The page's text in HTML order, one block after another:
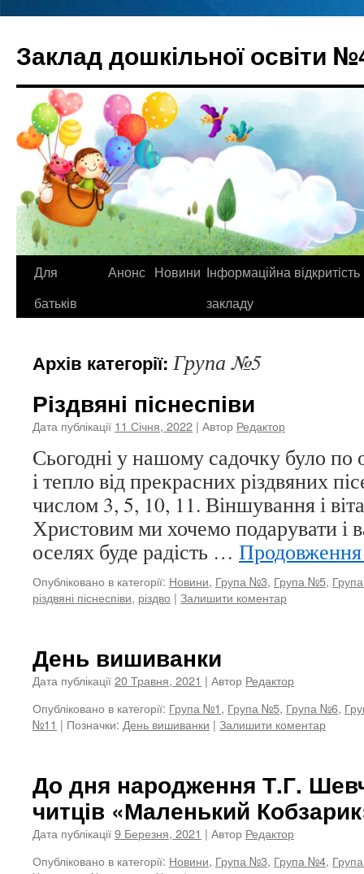
вмісту
Заклад дошкільної освіти
Для
батьків
Анонс Новини Інформаційна відкритість
закладу
Архів категорії: Група №5
Різдвяні піснеспіви
Дата публікації 11 Січня, 2022 | Автор Редактор
Сьогодні у нашому садочку було
і тепло від прекрасних різдвяних
числом 3, 5, 10, 11. Віншування і
Христовим ми хочемо подарувати і
оселях буде радість …
Опубліковано в категорії: Новини, Група №3, Група №5,
різдвяні піснеспіви, різдво | Залишити коментар
День вишиванки
Дата публікації20 Травня, 2021 | Автор Редактор
Опубліковано в категорії: Група №1, Група №5, Група №6,
№11 | Позначки: День вишиванки | Залишити коментар
До дня народження Т.Г.
читців «Маленький
Дата публікації9 Березня, 2021 | Автор Редактор
Опубліковано в категорії: Новини, Група №3, Група №4,